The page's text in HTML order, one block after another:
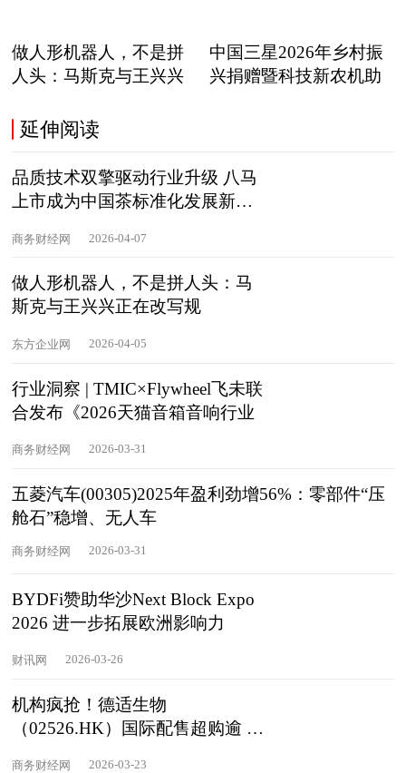
做人形机器人，不是拼
人头：马斯克与王兴兴
中国三星2026年乡村振
兴捐赠暨科技新农机助
延伸阅读
品质技术双擎驱动行业升级 八马
上市成为中国茶标准化发展新起
商务财经网 2026-04-07
做人形机器人，不是拼人头：马
斯克与王兴兴正在改写规
东方企业网 2026-04-05
行业洞察 | TMIC×Flywheel飞未联
合发布《2026天猫音箱音响行业
商务财经网 2026-03-31
五菱汽车(00305)2025年盈利劲增56%：零部件“压
舱石”稳增、无人车
商务财经网 2026-03-31
BYDFi赞助华沙Next Block Expo
2026 进一步拓展欧洲影响力
财讯网 2026-03-26
机构疯抢！德适生物
（02526.HK）国际配售超购逾 2
商务财经网 2026-03-23